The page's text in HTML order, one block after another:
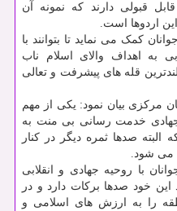
قبولی دارند که نمونه آن
اردوها است.
کمک می نماید تا بتوانند با
به اهداف والای اسلام ناب
قله های پیشرفت و تعالی
مرکزی بیان نمود: یکی از مهم
جهادی خدمت رسانی بی منت به
صدها ثمره دیگر در کنار
می شود.
با روحیه جهادی و انقلابی
خود صدها برکات دارد و در
را به ارزش های اسلامی و